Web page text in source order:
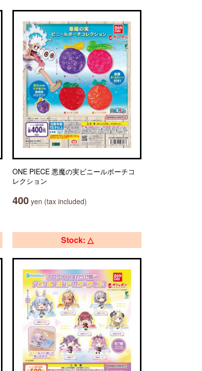
ONE PIECE 悪魔の実ビニールポーチコ
レクション
400 yen (tax included)
Stock: △